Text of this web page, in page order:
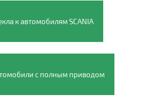
к автомобилям SCANIA
с полным приводом